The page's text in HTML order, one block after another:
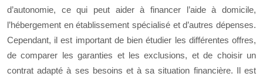
d’autonomie, ce qui peut aider à financer l’aide à domicile,
l’hébergement en établissement spécialisé et d’autres dépenses.
Cependant, il est important de bien étudier les différentes offres,
de comparer les garanties et les exclusions, et de choisir un
contrat adapté à ses besoins et à sa situation financière. Il est